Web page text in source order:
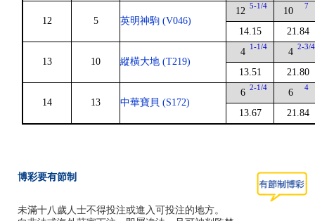
12 5 英明神駒 (V046)
12 5-1/4
14.15
10 7
21.84
13 10 縱橫大地 (T219)
4 1-1/4
13.51
4 2-3/4
21.80
14 13 中華寶貝 (S172)
6 2-1/4
13.67
6 4
21.84
博彩要有節制
未滿十八歲人士不得投注或進入可投注的地方。